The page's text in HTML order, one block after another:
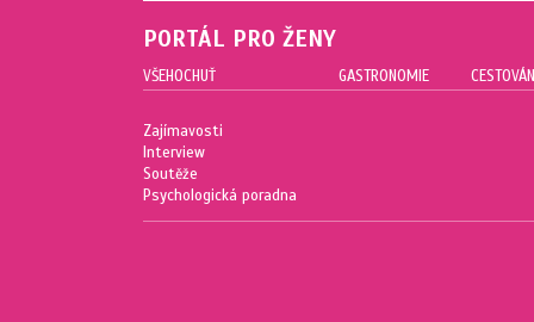
PORTÁL PRO ŽENY
VŠEHOCHUŤ
Zajímavosti
Interview
Soutěže
Psychologická poradna
GASTRONOMIE